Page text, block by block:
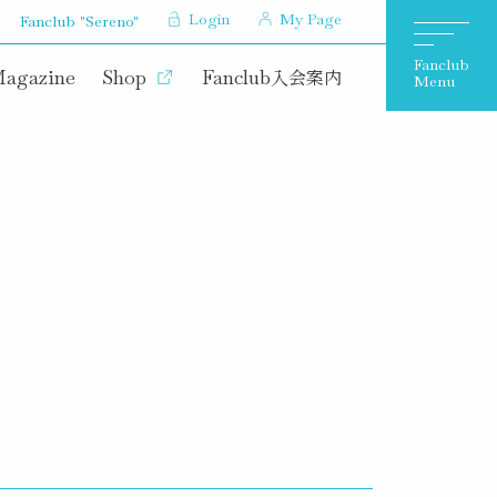
Shop Fanclub入会案内
Fanclub "Sereno" Login My Page
Menu